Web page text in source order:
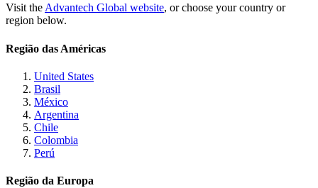
Visit the Advantech Global website, or choose your country or
region below.
Região das Américas
United States
Brasil
México
Argentina
Chile
Colombia
Perú
Região da Europa